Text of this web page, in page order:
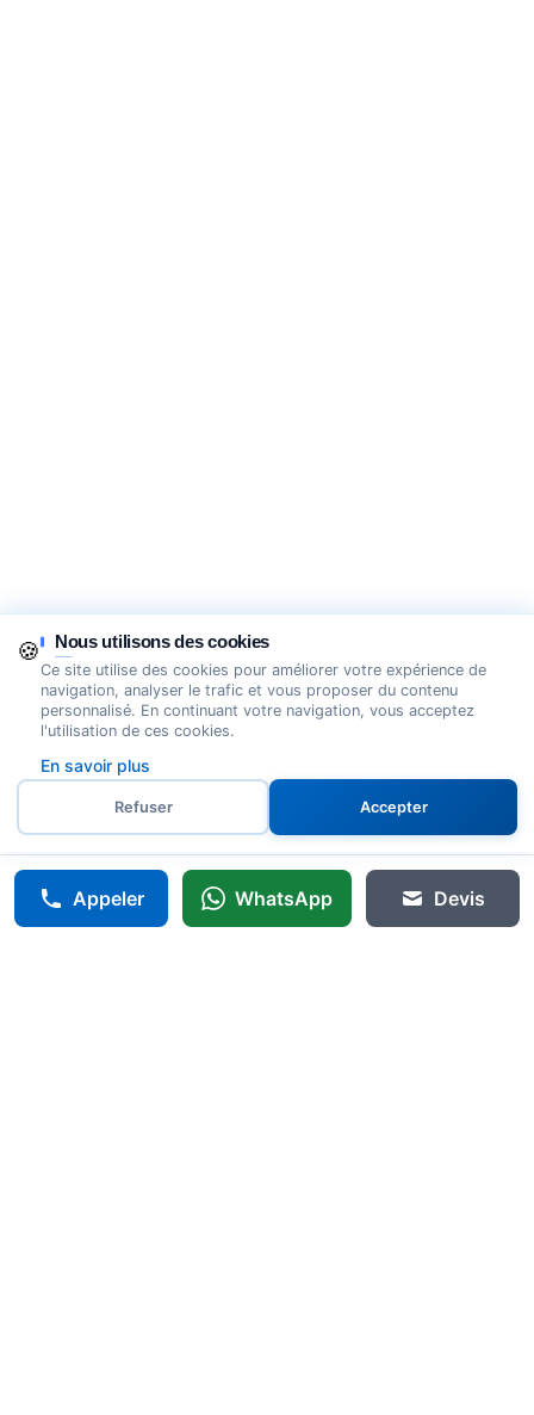
Appeler WhatsApp Devis
🍪 Nous utilisons des cookies
Ce site utilise des cookies pour améliorer votre expérience de
navigation, analyser le trafic et vous proposer du contenu
personnalisé. En continuant votre navigation, vous acceptez
l'utilisation de ces cookies.
En savoir plus
Refuser Accepter